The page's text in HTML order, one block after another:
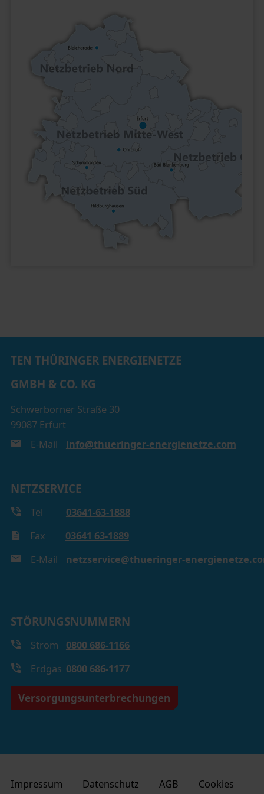
TEN THÜRINGER ENERGIENETZE
GMBH & CO. KG
Schwerborner Straße 30
99087 Erfurt
E-Mail
info@thueringer-energienetze.com
NETZSERVICE
Tel
03641-63-1888
Fax
03641 63-1889
E-Mail
netzservice@thueringer-
STÖRUNGSNUMMERN
Strom
0800 686-1166
Erdgas 0800 686-1177
Versorgungsunterbrechungen
Impressum Datenschutz AGB Cookies